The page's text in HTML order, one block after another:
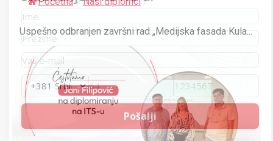
Uspešno odbranjen završni rad „Medijska fasada Kula...